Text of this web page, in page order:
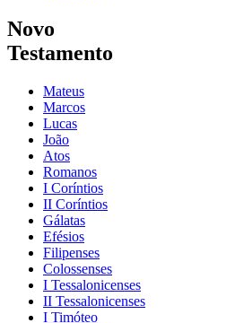
Novo
Testamento
Mateus
Marcos
Lucas
João
Atos
Romanos
I Coríntios
II Coríntios
Gálatas
Efésios
Filipenses
Colossenses
I Tessalonicenses
II Tessalonicenses
I Timóteo